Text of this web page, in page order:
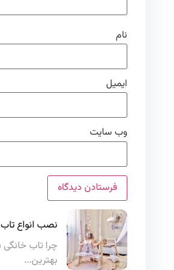
نام
ایمیل
وب‌ سایت
نصب انواع
چرا تاب
بهترین...